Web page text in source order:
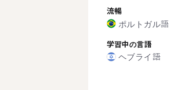
流暢
ポルトガル語
学習中の言語
ヘブライ語